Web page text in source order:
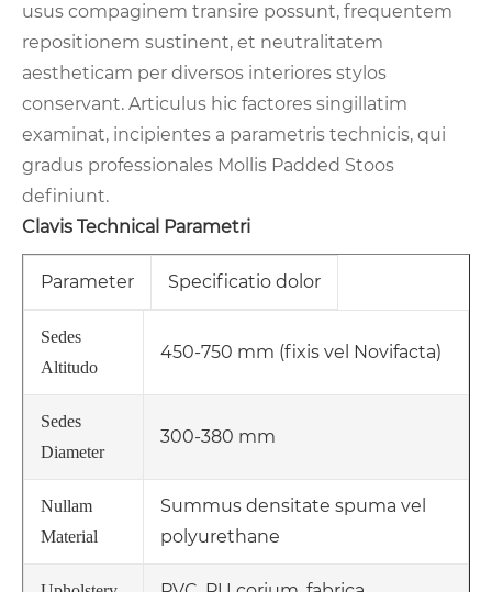
usus compaginem transire possunt, frequentem
repositionem sustinent, et neutralitatem
aestheticam per diversos interiores stylos
conservant. Articulus hic factores singillatim
examinat, incipientes a parametris technicis, qui
gradus professionales Mollis Padded Stoos
definiunt.
Clavis Technical Parametri
Parameter Specificatio dolor
Sedes
Altitudo
450-750 mm (fixis vel Novifacta)
Sedes
Diameter
300-380 mm
Nullam
Material
Summus densitate spuma vel
polyurethane